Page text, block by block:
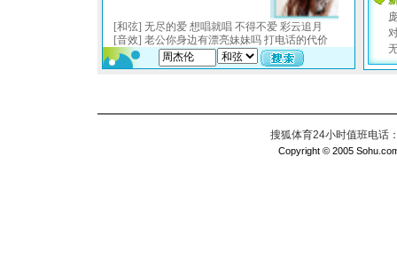
搜狐体育24小时值班电话
Copyright © 2005